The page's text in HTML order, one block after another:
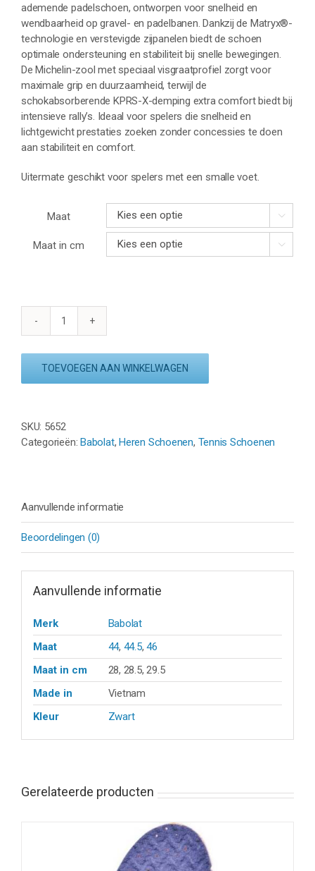
ademende padelschoen, ontworpen voor snelheid en
wendbaarheid op gravel- en padelbanen. Dankzij de Matryx®-
technologie en verstevigde zijpanelen biedt de schoen
optimale ondersteuning en stabiliteit bij snelle bewegingen.
De Michelin-zool met speciaal visgraatprofiel zorgt voor
maximale grip en duurzaamheid, terwijl de
schokabsorberende KPRS-X-demping extra comfort biedt bij
intensieve rally’s. Ideaal voor spelers die snelheid en
lichtgewicht prestaties zoeken zonder concessies te doen
aan stabiliteit en comfort.
Uitermate geschikt voor spelers met een smalle voet.
Maat 
Maat in cm 
BABOLAT
2
ZWART
/
TOEVOEGEN AAN WINKELWAGEN
SKU: 5652
Categorieën:Babolat,Heren Schoenen, Tennis Schoenen
Aanvullende informatie
Beoordelingen (0)
Aanvullende informatie
Merk
Babolat
Maat
44, 44.5,46
Maat in cm
28, 28.5, 29.5
Made in
Vietnam
Kleur
Zwart
Gerelateerde producten